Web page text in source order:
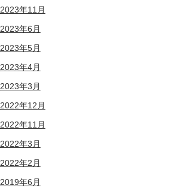
2023年11月
2023年6月
2023年5月
2023年4月
2023年3月
2022年12月
2022年11月
2022年3月
2022年2月
2019年6月